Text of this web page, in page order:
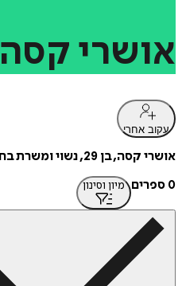
אושרי קסה
עקוב אחרי
אושרי קסה, בן 29, נשוי ומשרת בחטיבת הנח"ל משנת 2011, מנהל קריירה יפה ומרשימה, רואה את עצמו בכל חייל וחיילת שמתגייסים לצה"ל, ויש לו רצון עז לסייע לכל אחד מהם באמצעות תובנותיו.
0 ספרים
מיון וסינון